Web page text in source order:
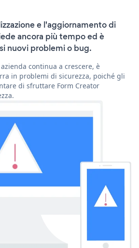
e l'aggiornamento di
ancora più tempo ed è
nuovi problemi o bug.
continua a crescere, è
in problemi di sicurezza, poiché gli
di sfruttare Form Creator